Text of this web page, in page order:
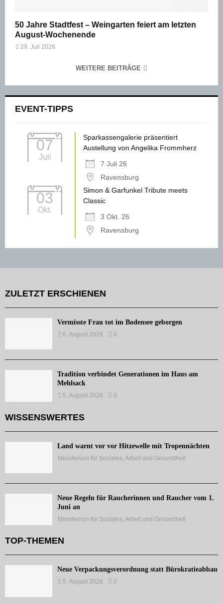
50 Jahre Stadtfest – Weingarten feiert am letzten
August-Wochenende
29. Juli 2026
WEITERE BEITRÄGE
EVENT-TIPPS
07
Juli
Sparkassengalerie präsentiert
Austellung von Angelika Frommherz
7 Juli 26
Ravensburg
03
Okt.
Simon & Garfunkel Tribute meets
Classic
3 Okt. 26
Ravensburg
ZULETZT ERSCHIENEN
Vermisste Frau tot im Bodensee geborgen
6. August 2026 0
Tradition verbindet Generationen im Haus am
Mehlsack
5. August 2026 0
WISSENSWERTES
Land warnt vor vor Hitzewelle mit Tropennächten
Ministerium für Soziales, Arbeit und Gesundheit
Neue Regeln für Raucherinnen und Raucher vom 1.
Juni an
Ministerium für Soziales, Arbeit und Gesundheit
TOP-THEMEN
Neue Verpackungsverordnung statt Bürokratieabbau
5. August 2026 0